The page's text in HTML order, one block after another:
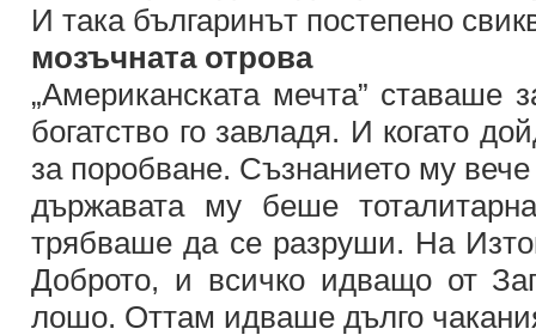
И така българинът постепено
мозъчната отрова
„Американската мечта” ставаше
богатство го завладя. И когато
за поробване. Съзнанието му
държавата му беше
трябваше да се разруши. На
Доброто, и всичко идващо от
лошо. Оттам идваше дълго